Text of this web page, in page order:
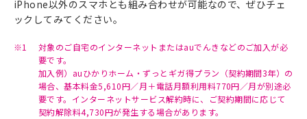
iPhone以外のスマホとも組み合わせが可能なので、ぜひチェ
ックしてみてください。
※1
対象のご自宅のインターネットまたはauでんきなどのご加入が必
要です。
加入例）auひかりホーム・ずっとギガ得プラン（契約期間3年）の
場合、基本料金5,610円／月＋電話月額利用料770円／月が別途必
要です。インターネットサービス解約時に、ご契約期間に応じて
契約解除料4,730円が発生する場合があります。